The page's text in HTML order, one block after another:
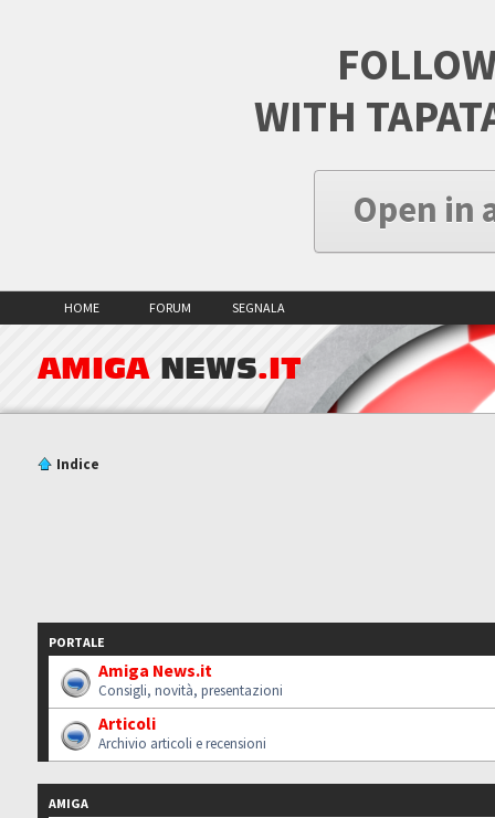
WITH
Open in
HOME FORUM SEGNALA
AMIGA NEWS.IT
Indice
PORTALE
Amiga News.it
Consigli, novità, presentazioni
Articoli
Archivio articoli e recensioni
AMIGA